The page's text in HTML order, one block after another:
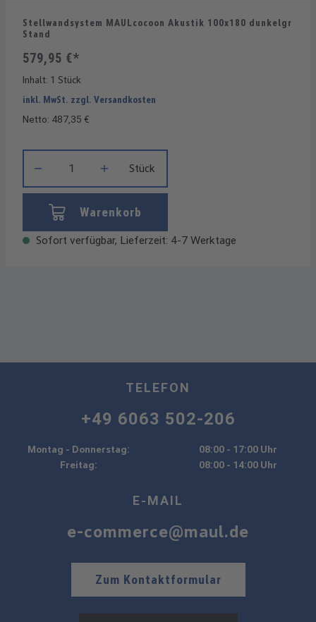
Stellwandsystem MAULcocoon Akustik 100x180 dunkelgr
Stand
579,95 €*
Inhalt: 1 Stück
inkl. MwSt. zzgl. Versandkosten
Netto: 487,35 €
Stück
Warenkorb
Sofort verfügbar, Lieferzeit: 4-7 Werktage
TELEFON
+49 6063 502-206
Montag - Donnerstag:
08:00 - 17:00 Uhr
Freitag:
08:00 - 14:00 Uhr
E-MAIL
e-commerce@maul.de
Zum Kontaktformular